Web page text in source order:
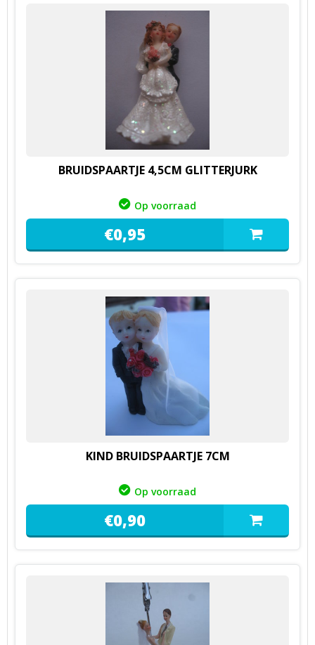
BRUIDSPAARTJE 4,5CM GLITTERJURK
Op voorraad
€0,95
KIND BRUIDSPAARTJE 7CM
Op voorraad
€0,90